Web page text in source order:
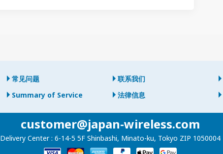
常见问题 联系我们
Summary of Service 法律信息
customer@japan-wireless.com
Delivery Center : 6-14-5 5F Shinbashi, Minato-ku, Tokyo ZIP 1050004